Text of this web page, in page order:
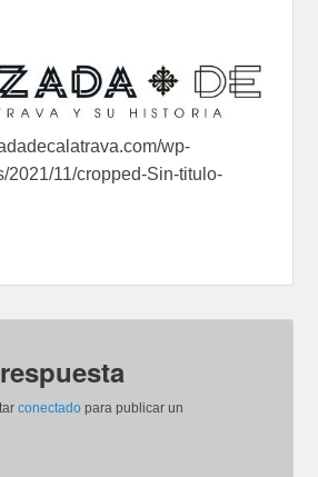
wp-
2021/11/cropped-Sin-titulo-
conectado para publicar un